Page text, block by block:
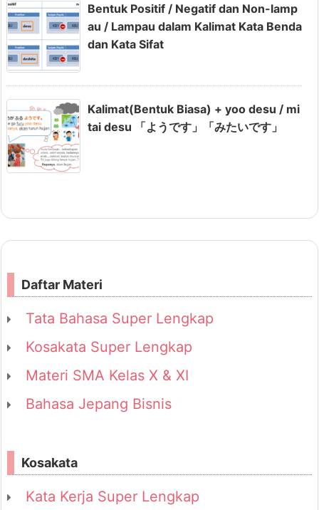
Bentuk Positif / Negatif dan Non-lamp
au / Lampau dalam Kalimat Kata Benda
dan Kata Sifat
Kalimat(Bentuk Biasa) + yoo desu / mi
tai desu 「ようです」「みたいです」
Daftar Materi
Tata Bahasa Super Lengkap
Kosakata Super Lengkap
Materi SMA Kelas X & XI
Bahasa Jepang Bisnis
Kosakata
Kata Kerja Super Lengkap